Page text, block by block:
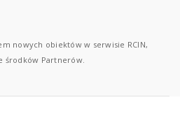
nowych obiektów w serwisie RCIN,
środków Partnerów.